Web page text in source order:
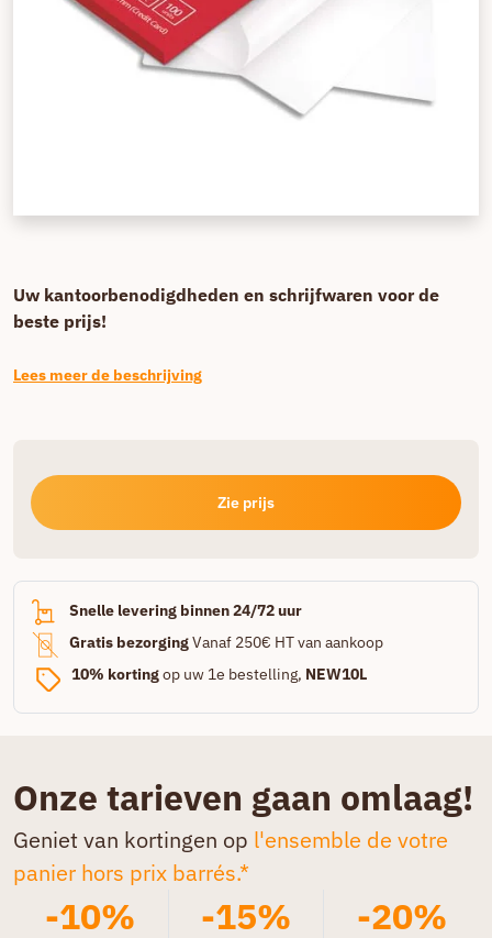
Uw kantoorbenodigdheden en schrijfwaren voor de
beste prijs!
Lees meer de beschrijving
Zie prijs
Snelle levering binnen 24/72 uur
Gratis bezorgingVanaf 250€ HT van aankoop
10% kortingop uw 1e bestelling, NEW10L
Onze tarieven gaan omlaag!
Geniet van kortingen op l'ensemble de votre
panier hors prix barrés.*
-10% -15% -20%